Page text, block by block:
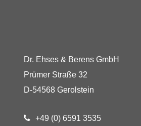
Dr. Ehses & Berens GmbH
Prümer Straße 32
D-54568 Gerolstein
+49 (0) 6591 3535